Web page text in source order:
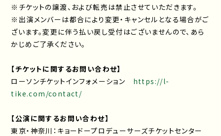
※チケットの譲渡、および転売は禁止させていただきます。
※出演メンバーは都合により変更・キャンセルとなる場合がご
ざいます。変更に伴う払い戻し受付はございませんので、あら
かじめご了承ください。
【チケットに関するお問い合わせ】
ローソンチケットインフォメーション https://l-
tike.com/contact/
【公演に関するお問い合わせ】
東京・神奈川：キョードープロデューサーズチケットセンター